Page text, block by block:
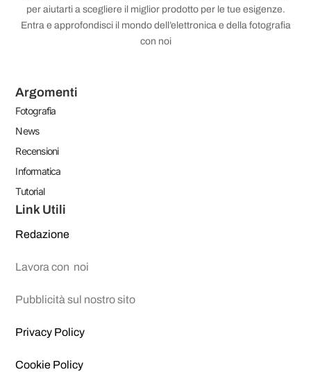
per aiutarti a scegliere il miglior prodotto per le tue esigenze.
Entra e approfondisci il mondo dell’elettronica e della fotografia
con noi
Argomenti
Fotografia
News
Recensioni
Informatica
Tutorial
Link Utili
Redazione
Lavora con noi
Pubblicità sul nostro sito
Privacy Policy
Cookie Policy